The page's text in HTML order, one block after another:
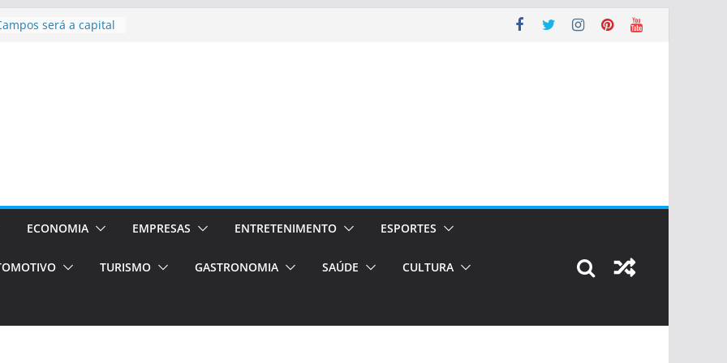
para o segundo
de volta!
Estão
Orientados
de transfer,
ECONOMIA EMPRESAS ENTRETENIMENTO ESPORTES
TURISMO GASTRONOMIA SAÚDE CULTURA